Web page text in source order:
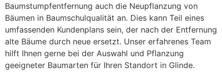
Baumstumpfentfernung auch die Neupflanzung von
Bäumen in Baumschulqualität an. Dies kann Teil eines
umfassenden Kundenplans sein, der nach der Entfernung
alte Bäume durch neue ersetzt. Unser erfahrenes Team
hilft Ihnen gerne bei der Auswahl und Pflanzung
geeigneter Baumarten für Ihren Standort in Glinde.